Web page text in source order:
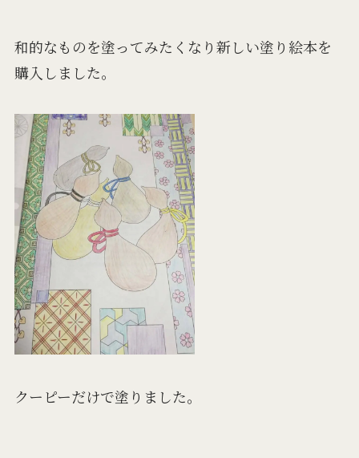
和的なものを塗ってみたくなり新しい塗り絵本を
購入しました。
クーピーだけで塗りました。